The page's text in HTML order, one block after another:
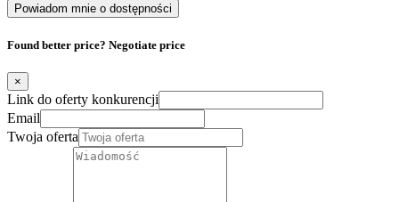
Powiadom mnie o dostępności
Found better price? Negotiate price
×
Link do oferty konkurencji
Email
Twoja oferta